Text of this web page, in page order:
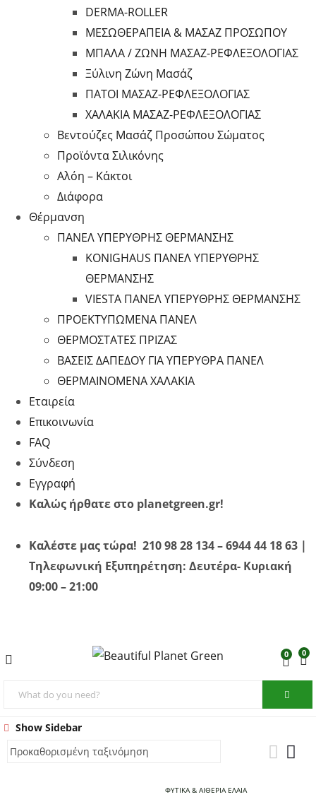
DERMA-ROLLER
ΜΕΣΩΘΕΡΑΠΕΙΑ & ΜΑΣΑΖ ΠΡΟΣΩΠΟΥ
ΜΠΑΛΑ / ΖΩΝΗ ΜΑΣΑΖ-ΡΕΦΛΕΞΟΛΟΓΙΑΣ
Ξύλινη Ζώνη Μασάζ
ΠΑΤΟΙ ΜΑΣΑΖ-ΡΕΦΛΕΞΟΛΟΓΙΑΣ
ΧΑΛΑΚΙΑ ΜΑΣΑΖ-ΡΕΦΛΕΞΟΛΟΓΙΑΣ
Βεντούζες Μασάζ Προσώπου Σώματος
Προϊόντα Σιλικόνης
Αλόη – Κάκτοι
Διάφορα
Θέρμανση
ΠΑΝΕΛ ΥΠΕΡΥΘΡΗΣ ΘΕΡΜΑΝΣΗΣ
KONIGHAUS ΠΑΝΕΛ ΥΠΕΡΥΘΡΗΣ
ΘΕΡΜΑΝΣΗΣ
VIESTA ΠΑΝΕΛ ΥΠΕΡΥΘΡΗΣ ΘΕΡΜΑΝΣΗΣ
ΠΡΟΕΚΤΥΠΩΜΕΝΑ ΠΑΝΕΛ
ΘΕΡΜΟΣΤΑΤΕΣ ΠΡΙΖΑΣ
ΒΑΣΕΙΣ ΔΑΠΕΔΟΥ ΓΙΑ ΥΠΕΡΥΘΡA ΠΑΝΕΛ
ΘΕΡΜΑΙΝΟΜΕΝΑ ΧΑΛΑΚΙΑ
Εταιρεία
Επικοινωνία
FAQ
Σύνδεση
Εγγραφή
Καλώς ήρθατε στο planetgreen.gr!
Καλέστε μας τώρα! 210 98 28 134 – 6944 44 18 63 |
Τηλεφωνική Εξυπηρέτηση: Δευτέρα- Κυριακή
09:00 – 21:00
0
0
Show Sidebar
ΦΥΤΙΚΆ & ΑΙΘΈΡΙΑ ΈΛΑΙΑ